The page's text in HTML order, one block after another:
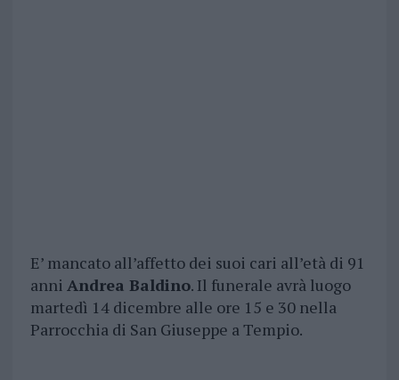
E’ mancato all’affetto dei suoi cari all’età di 91
anni Andrea Baldino. Il funerale avrà luogo
martedì 14 dicembre alle ore 15 e 30 nella
Parrocchia di San Giuseppe a Tempio.